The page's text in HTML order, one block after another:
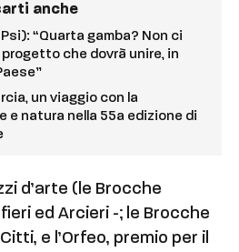
anche
“Quarta gamba? Non ci
progetto che dovrà unire, in
un viaggio con la
e natura nella 55a edizione di
d’arte (le Brocche
ed Arcieri -; le Brocche
e l’Orfeo, premio per il